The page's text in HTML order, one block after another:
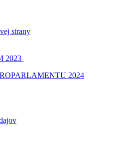
strany
2023
2024